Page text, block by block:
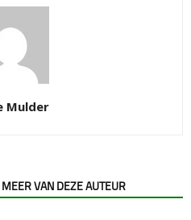
Mulder
MEER VAN DEZE AUTEUR